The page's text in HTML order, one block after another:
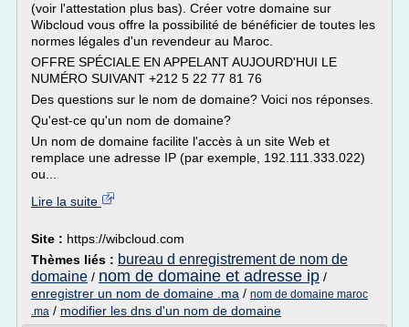
(voir l'attestation plus bas). Créer votre domaine sur
Wibcloud vous offre la possibilité de bénéficier de toutes les
normes légales d'un revendeur au Maroc.
OFFRE SPÉCIALE EN APPELANT AUJOURD'HUI LE
NUMÉRO SUIVANT +212 5 22 77 81 76
Des questions sur le nom de domaine? Voici nos réponses.
Qu'est-ce qu'un nom de domaine?
Un nom de domaine facilite l'accès à un site Web et
remplace une adresse IP (par exemple, 192.111.333.022)
ou...
Lire la suite
Site : https://wibcloud.com
Thèmes liés : bureau d enregistrement de nom de
domaine / nom de domaine et adresse ip /
enregistrer un nom de domaine .ma / nom de domaine maroc
.ma / modifier les dns d'un nom de domaine